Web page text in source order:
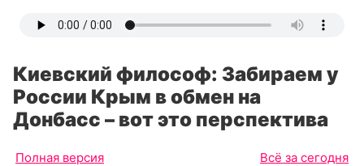
Киевский философ: Забираем у
России Крым в обмен на
Донбасс – вот это перспектива
Полная версия Всё за сегодня